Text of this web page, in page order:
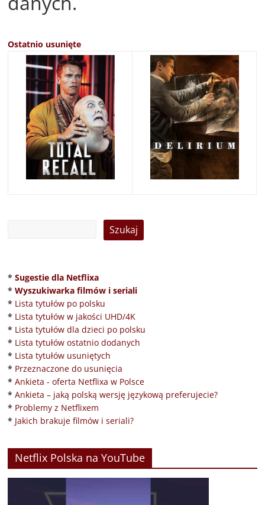
Ostatnio usunięte
* Sugestie dla Netflixa
* Wyszukiwarka filmów i seriali
* Lista tytułów po polsku
* Lista tytułów w jakości UHD/4K
* Lista tytułów dla dzieci po polsku
* Lista tytułów ostatnio dodanych
* Lista tytułów usuniętych
* Przeznaczone do usunięcia
* Ankieta - oferta Netflixa w Polsce
* Ankieta – jaką polską wersję językową preferujecie?
* Problemy z Netflixem
* Jakich brakuje filmów i seriali?
Netflix Polska na YouTube